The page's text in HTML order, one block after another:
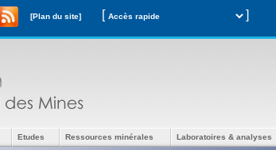
[Plan du site] [ ]
Etudes Ressources minérales Laboratoires & analyses